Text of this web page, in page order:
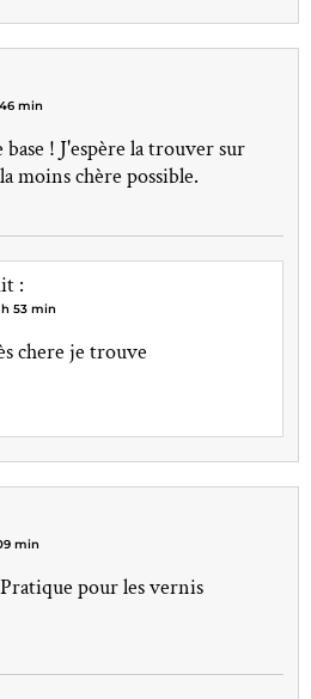
min
! J'espère la trouver sur
moins chère possible.
:
53 min
chere je trouve
min
pour les vernis